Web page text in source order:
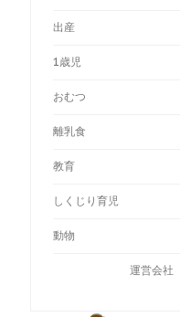
出産
1歳児
おむつ
離乳食
教育
しくじり育児
動物
運営会社